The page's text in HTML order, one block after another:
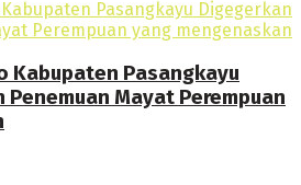
Kabupaten Pasangkayu
Penemuan Mayat Perempuan